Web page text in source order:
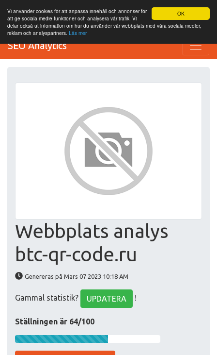
OK
Vi använder cookies för att anpassa innehåll och annonser för
att ge sociala medie funktioner och analysera vår trafik. Vi
delar också ut information om hur du använder vår webbplats med våra sociala medier,
reklam och analyspartners. Läs mer
SEO Analytics
Webbplats analys
btc-qr-code.ru
Genereras på Mars 07 2023 10:18 AM
Gammal statistik? UPDATERA !
Ställningen är 64/100